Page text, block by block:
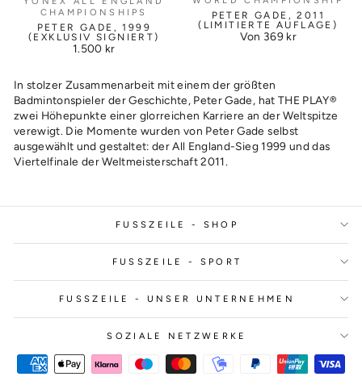
CHAMPIONSHIPS
PETER GADE, 1999
(EXKLUSIV SIGNIERT)
1.500 kr
PETER GADE, 2011
(LIMITIERTE AUFLAGE)
Von 369 kr
In stolzer Zusammenarbeit mit einem der größten
Badmintonspieler der Geschichte, Peter Gade, hat THE PLAY®
zwei Höhepunkte einer glorreichen Karriere an der Weltspitze
verewigt. Die Momente wurden von Peter Gade selbst
ausgewählt und gestaltet: der All England-Sieg 1999 und das
Viertelfinale der Weltmeisterschaft 2011.
FUSSZEILE - SHOP
FUSSZEILE - SPORT
FUSSZEILE - UNSER UNTERNEHMEN
SOZIALE NETZWERKE